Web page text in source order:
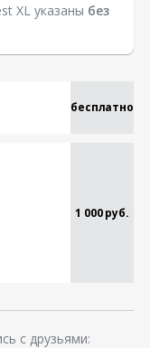
XL указаны без
бесплатно
1 000 руб.
с друзьями: